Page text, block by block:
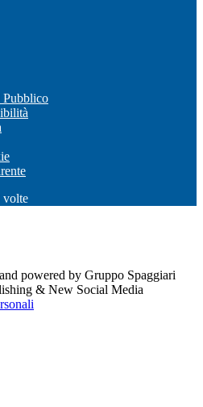
volte
powered by Gruppo Spaggiari
& New Social Media